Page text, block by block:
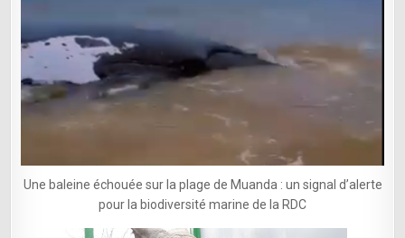
Une baleine échouée sur la plage de Muanda : un signal d’alerte
pour la biodiversité marine de la RDC